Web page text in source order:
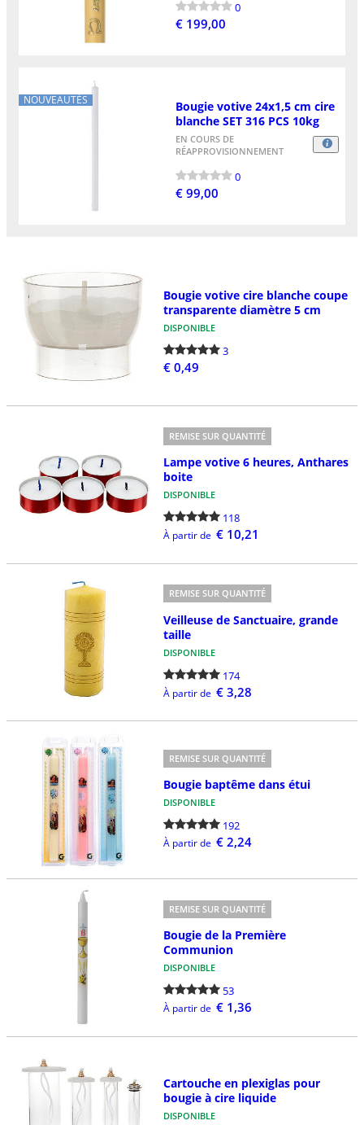
0
€ 199,00
NOUVEAUTÉS
Bougie votive 24x1,5 cm cire
blanche SET 316 PCS 10kg
EN COURS DE
RÉAPPROVISIONNEMENT
0
€ 99,00
Bougie votive cire blanche coupe
transparente diamètre 5 cm
DISPONIBLE
3
€ 0,49
REMISE SUR QUANTITÉ
Lampe votive 6 heures, Anthares
boite
DISPONIBLE
118
À partir de € 10,21
REMISE SUR QUANTITÉ
Veilleuse de Sanctuaire, grande
taille
DISPONIBLE
174
À partir de € 3,28
REMISE SUR QUANTITÉ
Bougie baptême dans étui
DISPONIBLE
192
À partir de € 2,24
REMISE SUR QUANTITÉ
Bougie de la Première
Communion
DISPONIBLE
53
À partir de € 1,36
Cartouche en plexiglas pour
bougie à cire liquide
DISPONIBLE